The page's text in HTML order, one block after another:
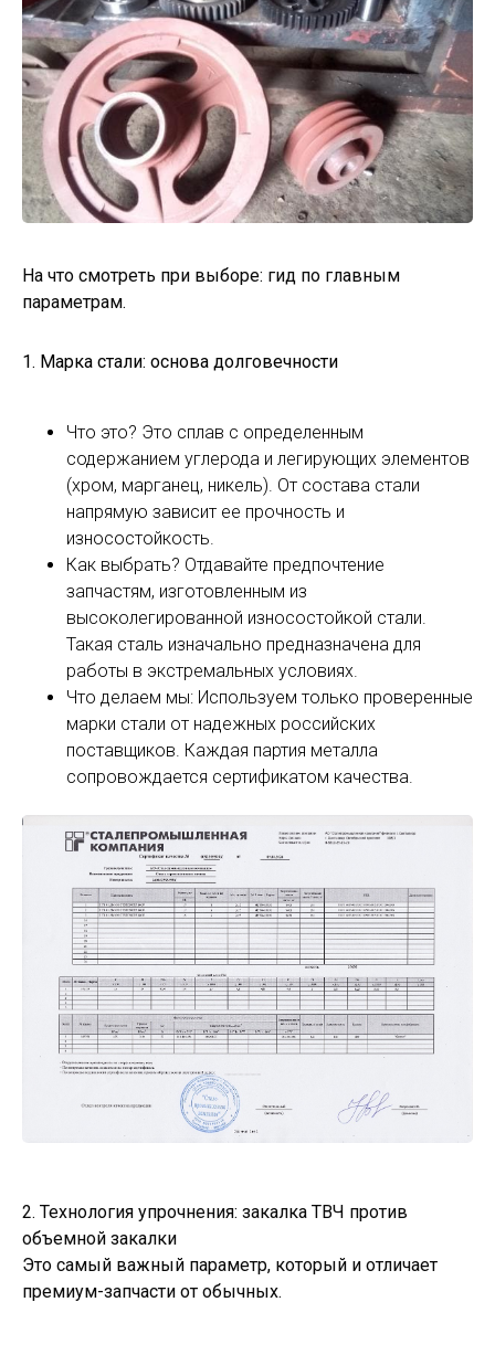
На что смотреть при выборе: гид по главным
параметрам.
1. Марка стали: основа долговечности
Что это? Это сплав с определенным
содержанием углерода и легирующих элементов
(хром, марганец, никель). От состава стали
напрямую зависит ее прочность и
износостойкость.
Как выбрать? Отдавайте предпочтение
запчастям, изготовленным из
высоколегированной износостойкой стали.
Такая сталь изначально предназначена для
работы в экстремальных условиях.
Что делаем мы: Используем только проверенные
марки стали от надежных российских
поставщиков. Каждая партия металла
сопровождается сертификатом качества.
2. Технология упрочнения: закалка ТВЧ против
объемной закалки
Это самый важный параметр, который и отличает
премиум-запчасти от обычных.